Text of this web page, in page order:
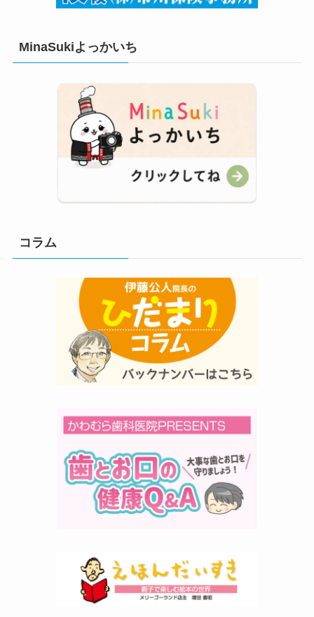
MinaSukiよっかいち
コラム